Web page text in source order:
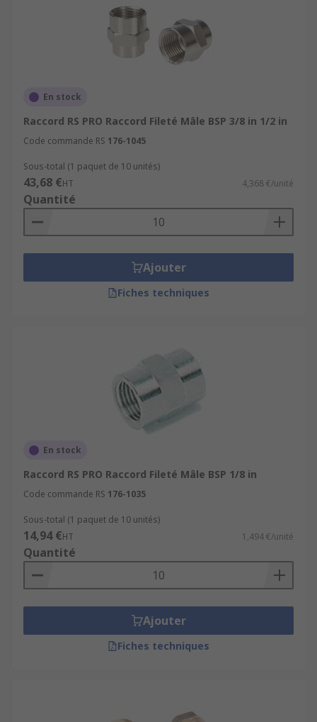
En stock
Raccord RS PRO Raccord Fileté Mâle BSP 3/8 in 1/2 in
Code commande RS 176-1045
Sous-total (1 paquet de 10 unités)
43,68 €HT 4,368 €/unité
Quantité
Ajouter
Fiches techniques
En stock
Raccord RS PRO Raccord Fileté Mâle BSP 1/8 in
Code commande RS 176-1035
Sous-total (1 paquet de 10 unités)
14,94 €HT 1,494 €/unité
Quantité
Ajouter
Fiches techniques